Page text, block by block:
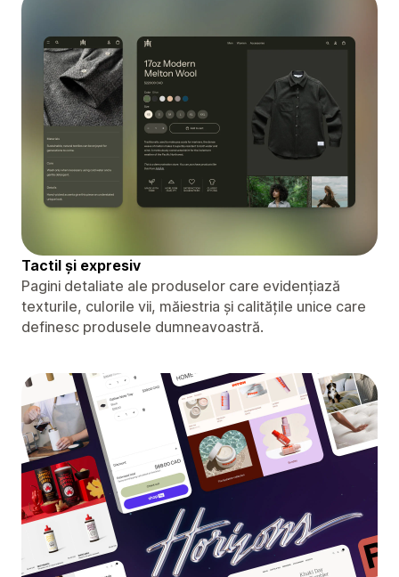
Tactil și expresiv
Pagini detaliate ale produselor care evidențiază
texturile, culorile vii, măiestria și calitățile unice care
definesc produsele dumneavoastră.